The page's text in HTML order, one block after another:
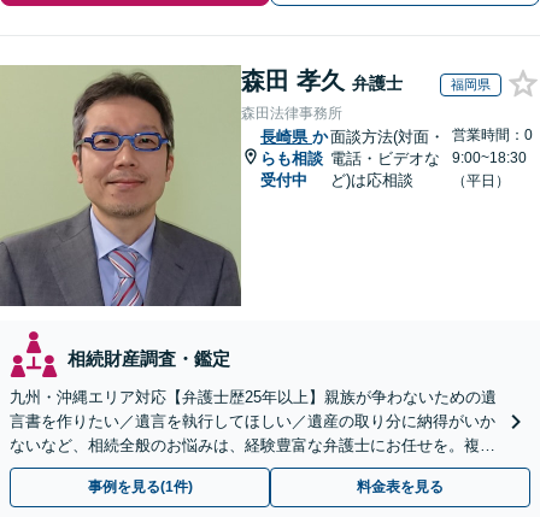
森田 孝久 弁護士 福岡県
森田法律事務所
長崎県 か
らも相談
受付中
面談方法(対面・
電話・ビデオな
ど)は応相談
営業時間：0
9:00~18:30
（平日）
相続財産調査・鑑定
九州・沖縄エリア対応【弁護士歴25年以上】親族が争わないための遺
言書を作りたい／遺言を執行してほしい／遺産の取り分に納得がいか
ないなど、相続全般のお悩みは、経験豊富な弁護士にお任せを。複雑
な問題も粘り強く対応し、解決に導きます。
事例を見る(1件) 料金表を見る